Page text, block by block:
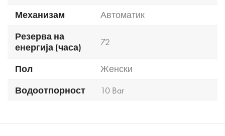
Механизам
Автоматик
Резерва на
енергија (часа)
72
Пол
Женски
Водоотпорност
10 Bar